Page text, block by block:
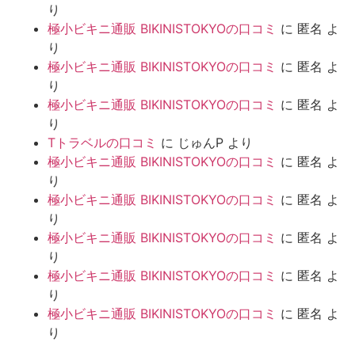
り
極小ビキニ通販 BIKINISTOKYOの口コミ に 匿名 よ
り
極小ビキニ通販 BIKINISTOKYOの口コミ に 匿名 よ
り
極小ビキニ通販 BIKINISTOKYOの口コミ に 匿名 よ
り
Tトラベルの口コミ に じゅんP より
極小ビキニ通販 BIKINISTOKYOの口コミ に 匿名 よ
り
極小ビキニ通販 BIKINISTOKYOの口コミ に 匿名 よ
り
極小ビキニ通販 BIKINISTOKYOの口コミ に 匿名 よ
り
極小ビキニ通販 BIKINISTOKYOの口コミ に 匿名 よ
り
極小ビキニ通販 BIKINISTOKYOの口コミ に 匿名 よ
り